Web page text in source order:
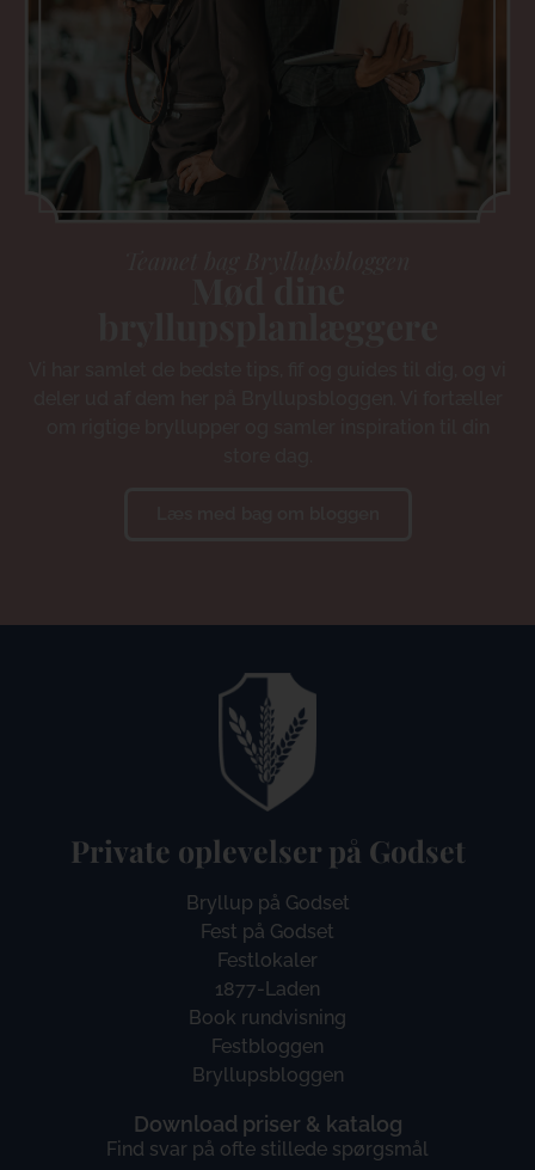
Private oplevelser på Godset
Bryllup på Godset
Fest på Godset
Festlokaler
1877-Laden
Book rundvisning
Festbloggen
Bryllupsbloggen
Download priser & katalog
Find svar på ofte stillede spørgsmål